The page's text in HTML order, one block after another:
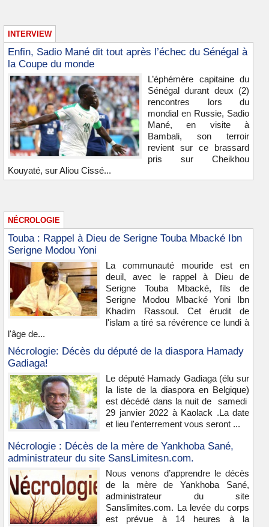
INTERVIEW
Enfin, Sadio Mané dit tout après l’échec du Sénégal à
la Coupe du monde
L’éphémère capitaine du
Sénégal durant deux (2)
rencontres lors du
mondial en Russie, Sadio
Mané, en visite à
Bambali, son terroir
revient sur ce brassard
pris sur Cheikhou
Kouyaté, sur Aliou Cissé...
NÉCROLOGIE
Touba : Rappel à Dieu de Serigne Touba Mbacké Ibn
Serigne Modou Yoni
La communauté mouride est en
deuil, avec le rappel à Dieu de
Serigne Touba Mbacké, fils de
Serigne Modou Mbacké Yoni Ibn
Khadim Rassoul. Cet érudit de
l'islam a tiré sa révérence ce lundi à
l'âge de...
Nécrologie: Décès du député de la diaspora Hamady
Gadiaga!
Le député Hamady Gadiaga (élu sur
la liste de la diaspora en Belgique)
est décédé dans la nuit de samedi
29 janvier 2022 à Kaolack .La date
et lieu l'enterrement vous seront ...
Nécrologie : Décès de la mère de Yankhoba Sané,
administrateur du site SansLimitesn.com.
Nous venons d’apprendre le décès
de la mère de Yankhoba Sané,
administrateur du site
Sanslimites.com. La levée du corps
est prévue à 14 heures à la